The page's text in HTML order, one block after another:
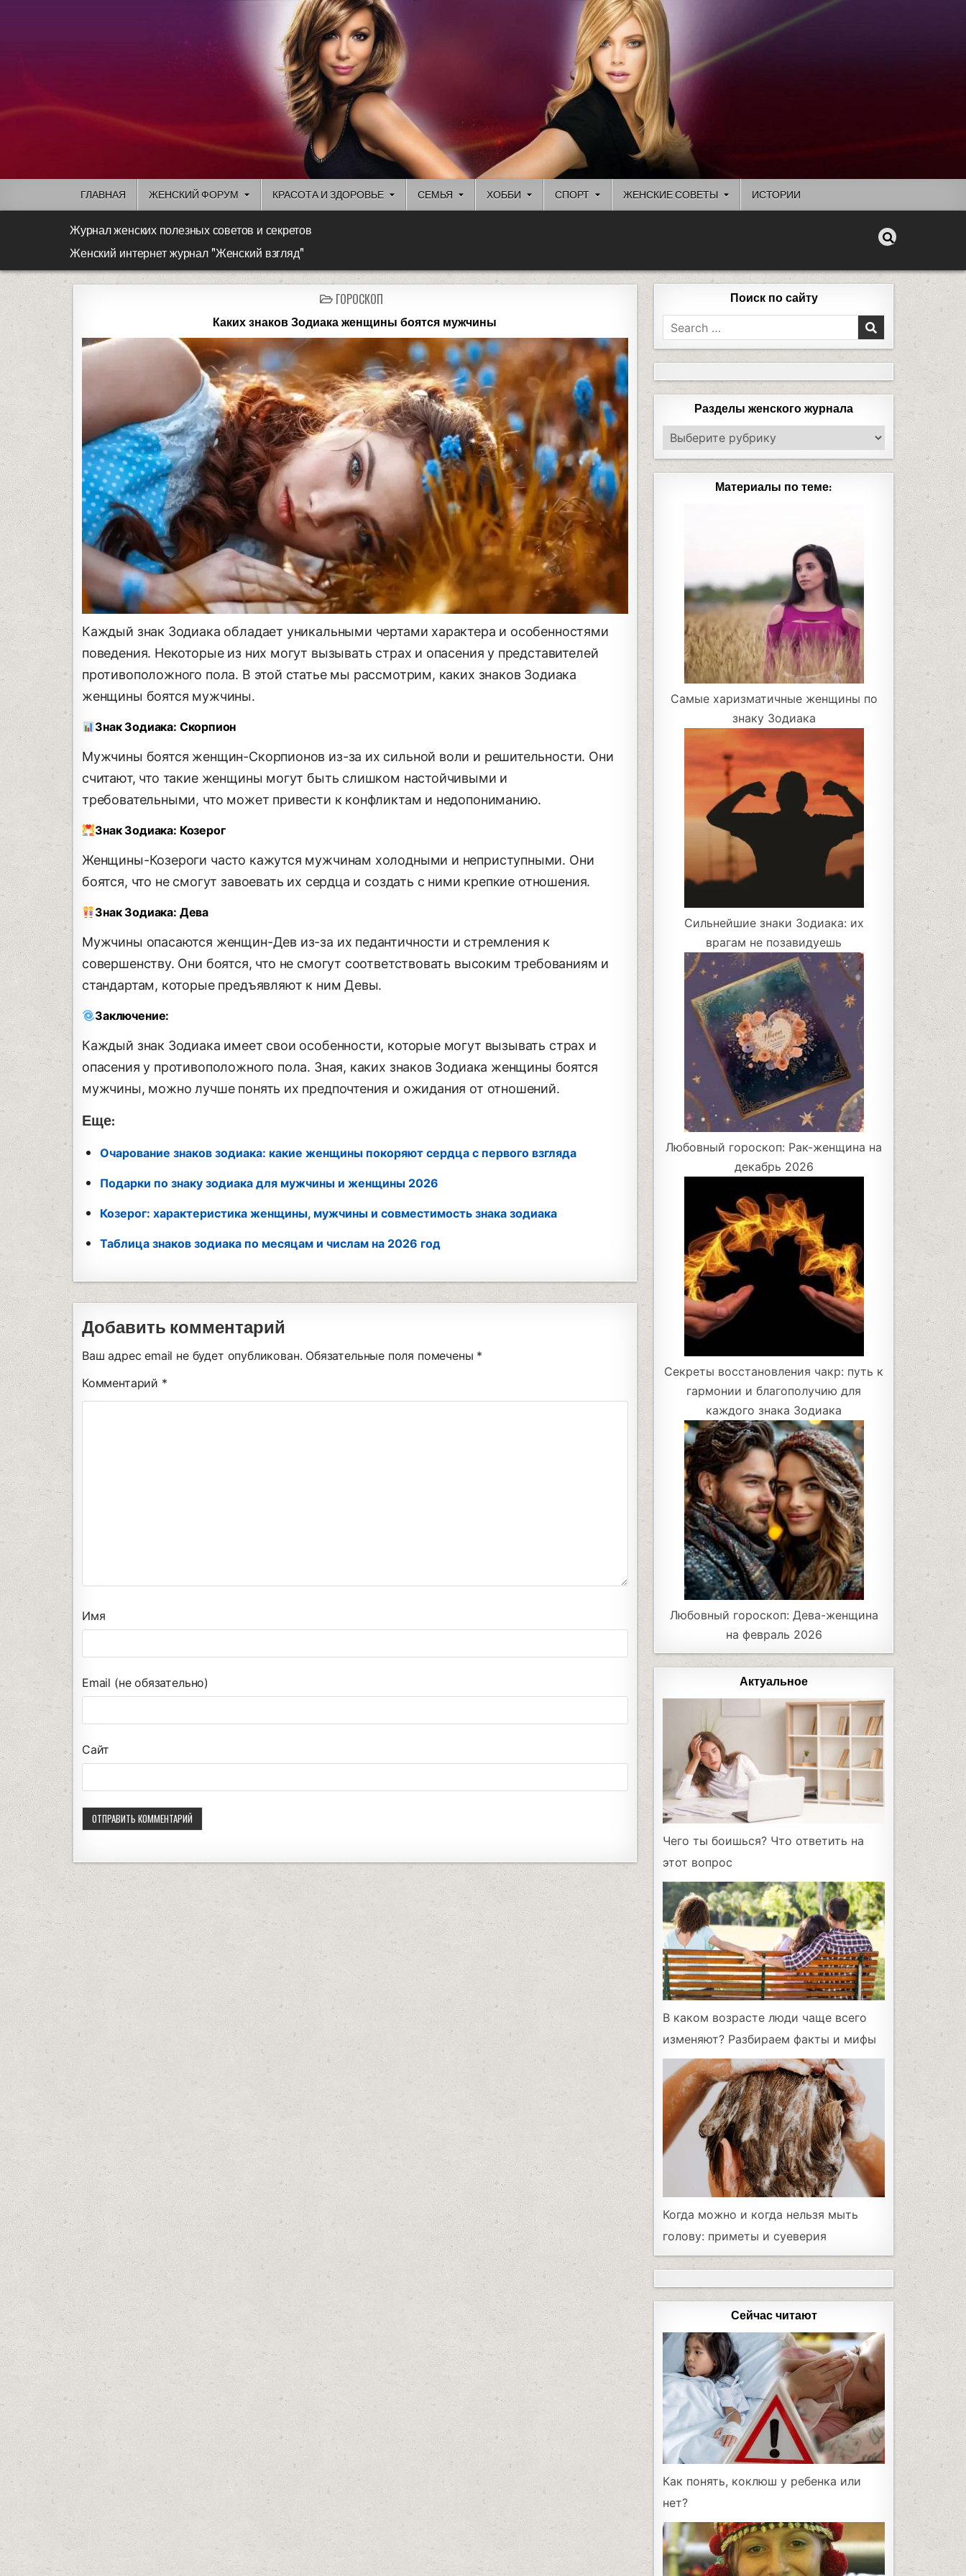
ГЛАВНАЯ ЖЕНСКИЙ ФОРУМ КРАСОТА И ЗДОРОВЬЕ СЕМЬЯ ХОББИ СПОРТ ЖЕНСКИЕ СОВЕТЫ ИСТОРИИ
Журнал женских полезных советов и секретов
Женский интернет журнал "Женский взгляд"
ГОРОСКОП
Каких знаков Зодиака женщины боятся мужчины
Каждый знак Зодиака обладает уникальными чертами характера и особенностями
поведения. Некоторые из них могут вызывать страх и опасения у представителей
противоположного пола. В этой статье мы рассмотрим, каких знаков Зодиака
женщины боятся мужчины.
Знак Зодиака: Скорпион
Мужчины боятся женщин-Скорпионов из-за их сильной воли и решительности. Они
считают, что такие женщины могут быть слишком настойчивыми и
требовательными, что может привести к конфликтам и недопониманию.
Знак Зодиака: Козерог
Женщины-Козероги часто кажутся мужчинам холодными и неприступными. Они
боятся, что не смогут завоевать их сердца и создать с ними крепкие отношения.
Знак Зодиака: Дева
Мужчины опасаются женщин-Дев из-за их педантичности и стремления к
совершенству. Они боятся, что не смогут соответствовать высоким требованиям и
стандартам, которые предъявляют к ним Девы.
Заключение:
Каждый знак Зодиака имеет свои особенности, которые могут вызывать страх и
опасения у противоположного пола. Зная, каких знаков Зодиака женщины боятся
мужчины, можно лучше понять их предпочтения и ожидания от отношений.
Еще:
Очарование знаков зодиака: какие женщины покоряют сердца с первого взгляда
Подарки по знаку зодиака для мужчины и женщины 2026
Козерог: характеристика женщины, мужчины и совместимость знака зодиака
Таблица знаков зодиака по месяцам и числам на 2026 год
Добавить комментарий
Ваш адрес email не будет опубликован. Обязательные поля помечены *
Комментарий *
Имя
Email (не обязательно)
Сайт
Поиск по сайту
Разделы женского журнала
Материалы по теме:
Самые харизматичные женщины по
знаку Зодиака
Сильнейшие знаки Зодиака: их
врагам не позавидуешь
Любовный гороскоп: Рак-женщина на
декабрь 2026
Секреты восстановления чакр: путь к
гармонии и благополучию для
каждого знака Зодиака
Любовный гороскоп: Дева-женщина
на февраль 2026
Актуальное
Чего ты боишься? Что ответить на
этот вопрос
В каком возрасте люди чаще всего
изменяют? Разбираем факты и мифы
Когда можно и когда нельзя мыть
голову: приметы и суеверия
Сейчас читают
Как понять, коклюш у ребенка или
нет?